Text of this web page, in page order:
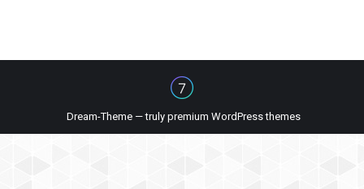
Dream-Theme — truly premium WordPress themes